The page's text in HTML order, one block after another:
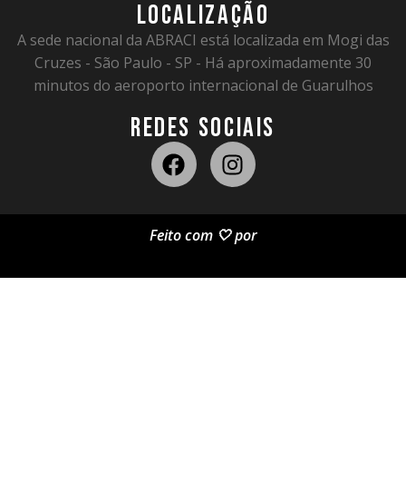
LOCALIZAÇÃO
A sede nacional da ABRACI está localizada em Mogi das
Cruzes - São Paulo - SP - Há aproximadamente 30
minutos do aeroporto internacional de Guarulhos
REDES SOCIAIS
Feito com 🤍 por